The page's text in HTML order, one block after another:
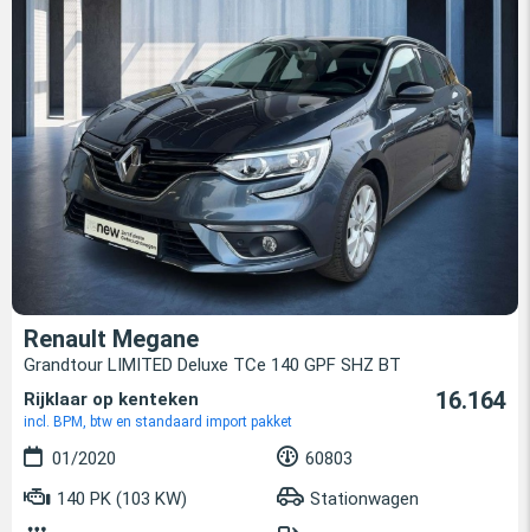
Renault Megane
Grandtour LIMITED Deluxe TCe 140 GPF SHZ BT
Rijklaar op kenteken
incl. BPM, btw en standaard import pakket
16.164
01/2020
60803
140 PK (103 KW)
Stationwagen